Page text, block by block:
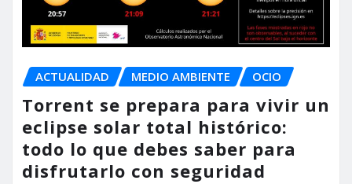
ACTUALIDAD MEDIO AMBIENTE OCIO
Torrent se prepara para vivir un
eclipse solar total histórico:
todo lo que debes saber para
disfrutarlo con seguridad